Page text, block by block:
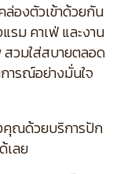
องตัวเข้าด้วยกัน
รม คาเฟ่ และงาน
วมใส่สบายตลอด
ารณ์อย่างมั่นใจ
คุณด้วยบริการปัก
เลย